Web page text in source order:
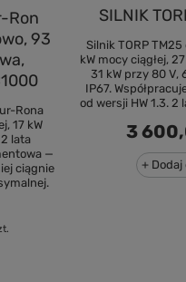
Ron
93
Rona
17 kW
lata
—
ciągnie
SILNIK
Silnik TORP
kW mocy ciągłej,
31 kW przy 80 V,
IP67.
od wersji HW 1.3.
3
+ Dodaj